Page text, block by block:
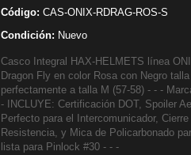
Código: CAS-ONIX-RDRAG-ROS-S
Condición: Nuevo
Casco Integral HAX-HELMETS línea
Dragon Fly en color Rosa con Negro
perfectamente a talla M (57-58) - - -
- INCLUYE: Certificación DOT, Spoiler
Perfecto para el Intercomunicador,
Resistencia, y Mica de Policarbonado
lista para Pinlock #30 - - -